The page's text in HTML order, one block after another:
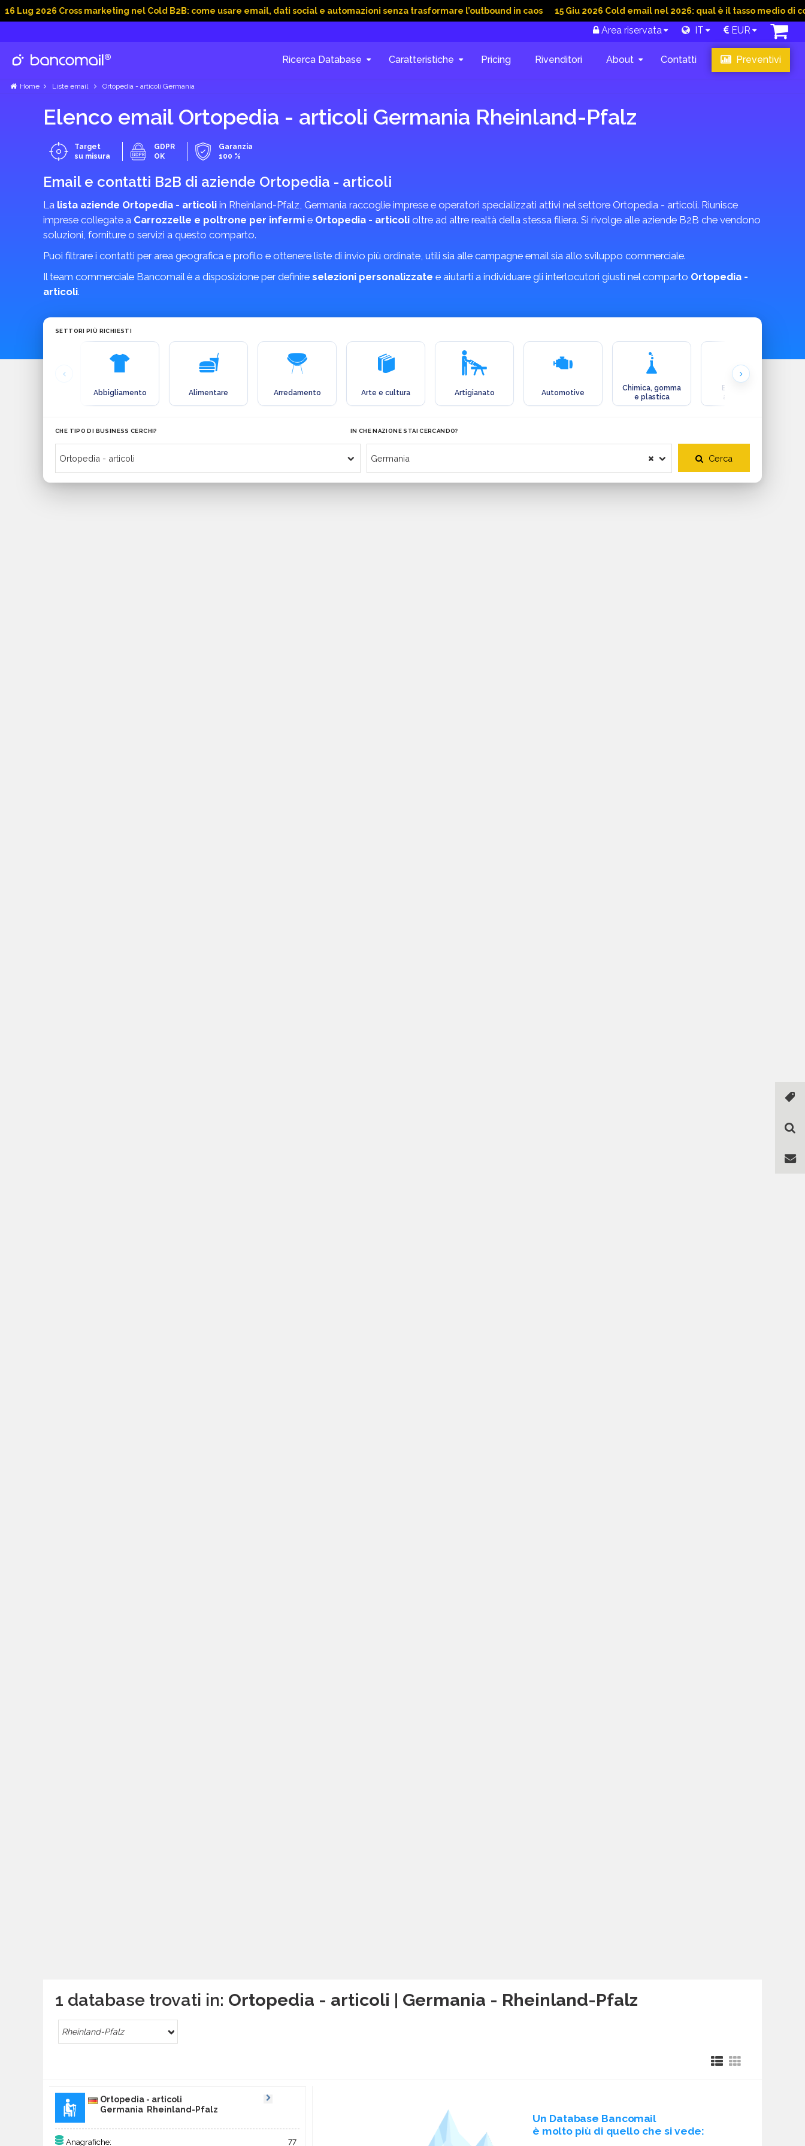
Cross marketing nel Cold B2B: come usare email, dati social e automazioni senza trasformare l’outbound in caos 15 Giu 2026 Cold email nel 2026: qual è il tasso medio di
Area riservata IT EUR
Ricerca Database Caratteristiche Pricing Rivenditori About Contatti Preventivi
Home Liste email Ortopedia - articoli Germania
Elenco email Ortopedia - articoli Germania Rheinland-Pfalz
Target
su misura
GDPR
OK
Garanzia
100 %
Email e contatti B2B di aziende Ortopedia - articoli
La lista aziende Ortopedia - articoli in Rheinland-Pfalz, Germania raccoglie imprese e operatori specializzati attivi nel settore Ortopedia - articoli. Riunisce
imprese collegate a Carrozzelle e poltrone per infermi e Ortopedia - articoli oltre ad altre realtà della stessa filiera. Si rivolge alle aziende B2B che vendono
soluzioni, forniture o servizi a questo comparto.
Puoi filtrare i contatti per area geografica e profilo e ottenere liste di invio più ordinate, utili sia alle campagne email sia allo sviluppo commerciale.
Il team commerciale Bancomail è a disposizione per definire selezioni personalizzate e aiutarti a individuare gli interlocutori giusti nel comparto Ortopedia -
articoli.
SETTORI PIÙ RICHIESTI
Abbigliamento Alimentare Arredamento Arte e cultura Artigianato Automotive
Chimica, gomma
e plastica
Ecologia e
ambiente
CHE TIPO DI BUSINESS CERCHI? IN CHE NAZIONE STAI CERCANDO?
Cerca
1 database trovati in: Ortopedia - articoli | Germania - Rheinland-Pfalz
Rheinland-Pfalz
Ortopedia - articoli
Germania Rheinland-Pfalz
Anagrafiche: 77
Un Database Bancomail
è molto più di quello che si vede: